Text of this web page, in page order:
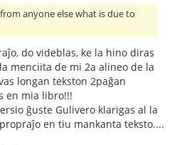
anyone else what is due to
do videblas, ke la hino diras
menciita de mi 2a alineo de la
longan tekston 2paĝan
en mia libro!!!
ĝuste Gulivero klarigas al la
en tiu mankanta teksto....